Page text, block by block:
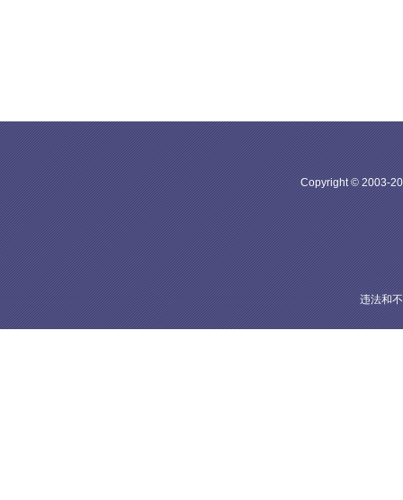
Copyright © 2003-
违法和